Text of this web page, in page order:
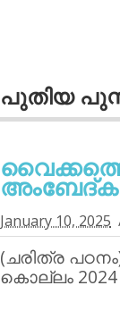
പുതിയ
January 10, 2025
(ചരിത്ര
കൊല്ലം